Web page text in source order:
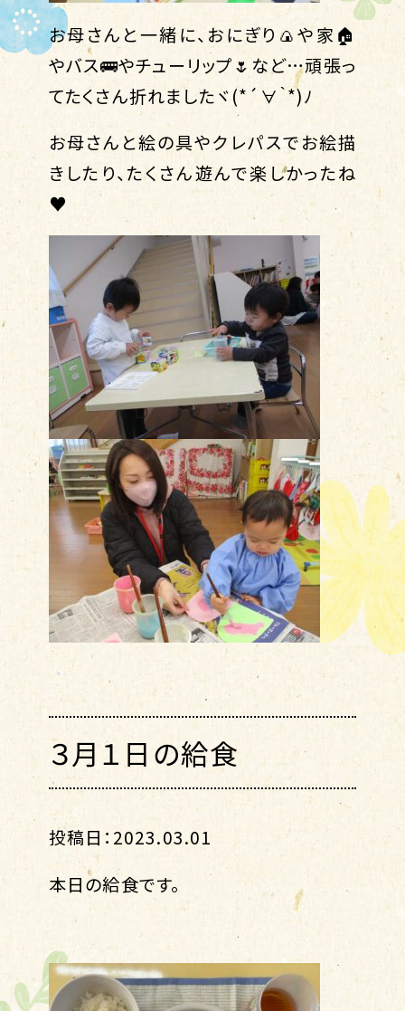
お母さんと一緒に、おにぎり🍙や家🏠
やバス🚌やチューリップ🌷など…頑張っ
てたくさん折れましたヾ(*´∀｀*)ﾉ
お母さんと絵の具やクレパスでお絵描
きしたり、たくさん遊んで楽しかったね
♥
３月１日の給食
投稿日：2023.03.01
本日の給食です。